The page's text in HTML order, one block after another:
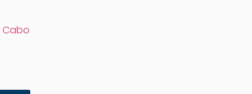
Cabo